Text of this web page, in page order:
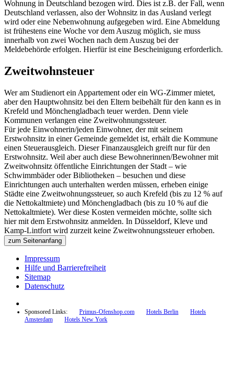
Wohnung in Deutschland bezogen wird. Dies ist z.B. der Fall, wenn
Deutschland verlassen, also der Wohnsitz in das Ausland verlegt
wird oder eine Nebenwohnung aufgegeben wird. Eine Abmeldung
ist frühestens eine Woche vor dem Auszug möglich, sie muss
innerhalb von zwei Wochen nach dem Auszug bei der
Meldebehörde erfolgen. Hierfür ist eine Bescheinigung erforderlich.
Zweitwohnsteuer
Wer am Studienort ein Appartement oder ein WG-Zimmer mietet,
aber den Hauptwohnsitz bei den Eltern beibehält für den kann es in
Krefeld und Mönchengladbach teuer werden. Denn viele
Kommunen verlangen eine Zweitwohnungssteuer.
Für jede Einwohnerin/jeden Einwohner, der mit seinem
Erstwohnsitz in einer Gemeinde gemeldet ist, erhält die Kommune
einen Steuerausgleich. Dieser Finanzausgleich greift nur für den
Erstwohnsitz. Weil aber auch diese Bewohnerinnen/Bewohner mit
Zweitwohnsitz öffentliche Einrichtungen der Stadt – wie
Schwimmbäder oder Bibliotheken – besuchen und diese
Einrichtungen auch unterhalten werden müssen, erheben einige
Städte eine Zweitwohnungssteuer, so auch Krefeld (bis zu 12 % auf
die Nettokaltmiete) und Mönchengladbach (bis zu 10 % auf die
Nettokaltmiete). Wer diese Kosten vermeiden möchte, sollte sich
hier mit dem Erstwohnsitz anmelden. In Düsseldorf, Kleve und
Kamp-Lintfort wird zurzeit keine Zweitwohnungssteuer erhoben.
zum Seitenanfang
Impressum
Hilfe und Barrierefreiheit
Sitemap
Datenschutz
Sponsored Links: Primus-Ofenshop.com Hotels Berlin
Hotels
Amsterdam
Hotels New York